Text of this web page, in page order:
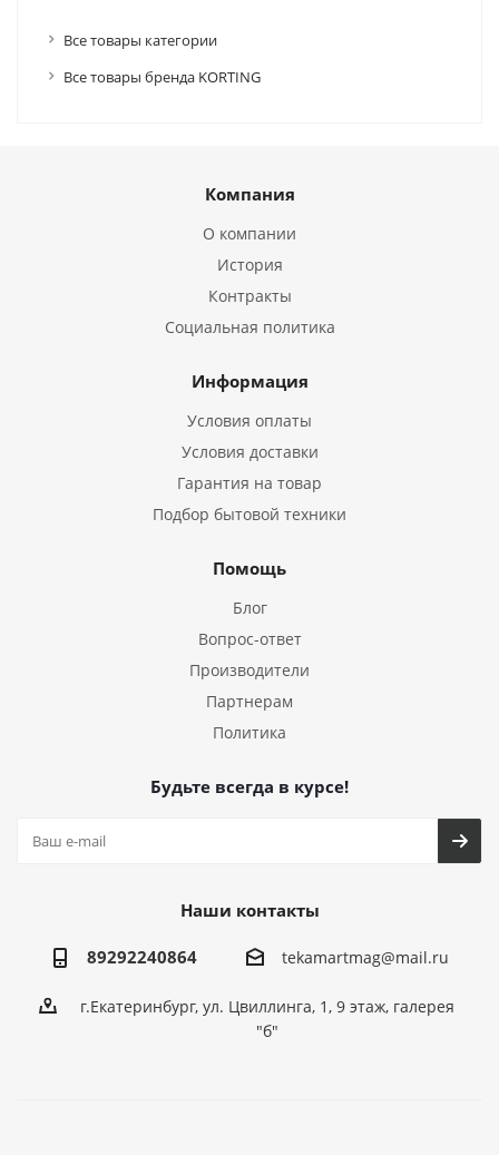
Все товары категории
Все товары бренда KORTING
Компания
О компании
История
Контракты
Социальная политика
Информация
Условия оплаты
Условия доставки
Гарантия на товар
Подбор бытовой техники
Помощь
Блог
Вопрос-ответ
Производители
Партнерам
Политика
Будьте всегда в курсе!
Наши контакты
89292240864 tekamartmag@mail.ru
г.Екатеринбург, ул. Цвиллинга, 1, 9 этаж, галерея
"б"